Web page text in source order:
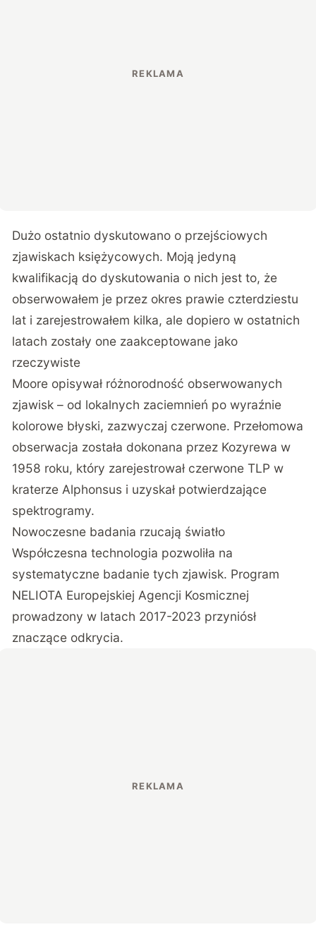
Dużo ostatnio dyskutowano o przejściowych
zjawiskach księżycowych. Moją jedyną
kwalifikacją do dyskutowania o nich jest to, że
obserwowałem je przez okres prawie czterdziestu
lat i zarejestrowałem kilka, ale dopiero w ostatnich
latach zostały one zaakceptowane jako
rzeczywiste
Moore opisywał różnorodność obserwowanych
zjawisk – od lokalnych zaciemnień po wyraźnie
kolorowe błyski, zazwyczaj czerwone. Przełomowa
obserwacja została dokonana przez Kozyrewa w
1958 roku, który zarejestrował czerwone TLP w
kraterze Alphonsus i uzyskał potwierdzające
spektrogramy.
Nowoczesne badania rzucają światło
Współczesna technologia pozwoliła na
systematyczne badanie tych zjawisk. Program
NELIOTA Europejskiej Agencji Kosmicznej
prowadzony w latach 2017-2023 przyniósł
znaczące odkrycia.